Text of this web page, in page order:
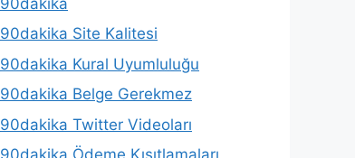
90dakika Site Kalitesi
90dakika Kural Uyumluluğu
90dakika Belge Gerekmez
90dakika Twitter Videoları